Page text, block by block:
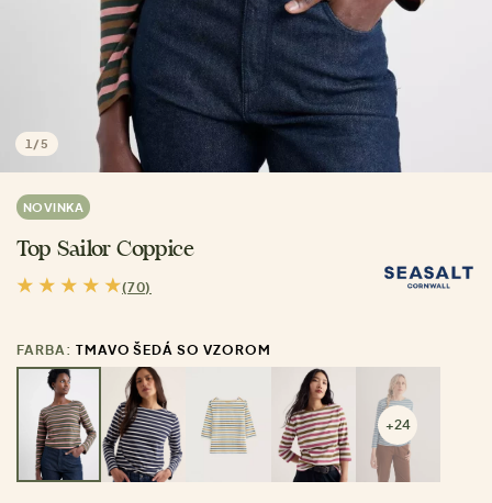
1 /5
NOVINKA
Top Sailor Coppice
(70)
FARBA: TMAVO ŠEDÁ SO VZOROM
+24